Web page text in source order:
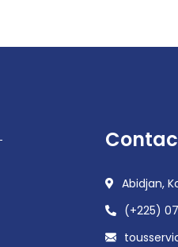
Abidjan,
(+225)